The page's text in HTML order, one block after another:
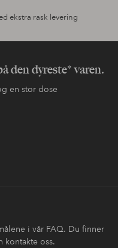
ekstra rask levering
den dyreste* varen.
en stor dose
i vår FAQ. Du finner
kontakte oss.